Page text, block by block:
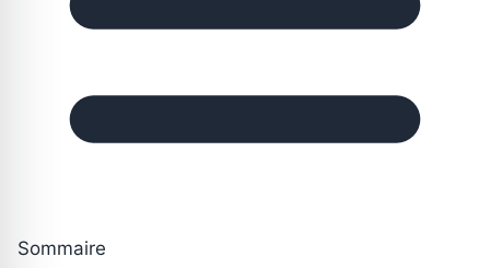
Sommaire